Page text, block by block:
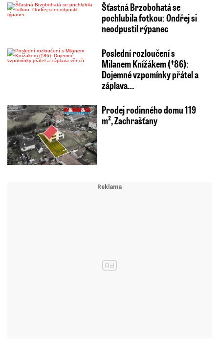
Šťastná Brzobohatá se
pochlubila fotkou: Ondřej si
neodpustil rýpanec
Poslední rozloučení s
Milanem Knížákem (†86):
Dojemné vzpomínky přátel a
záplava…
Prodej rodinného domu 119
m², Zachrašťany